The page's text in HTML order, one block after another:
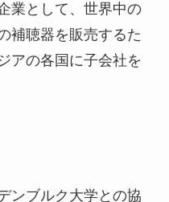
業として、世界中の
補聴器を販売するた
アの各国に子会社を
ンブルク大学との協